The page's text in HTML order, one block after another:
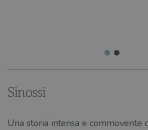
Sinossi
Una storia intensa e commovente